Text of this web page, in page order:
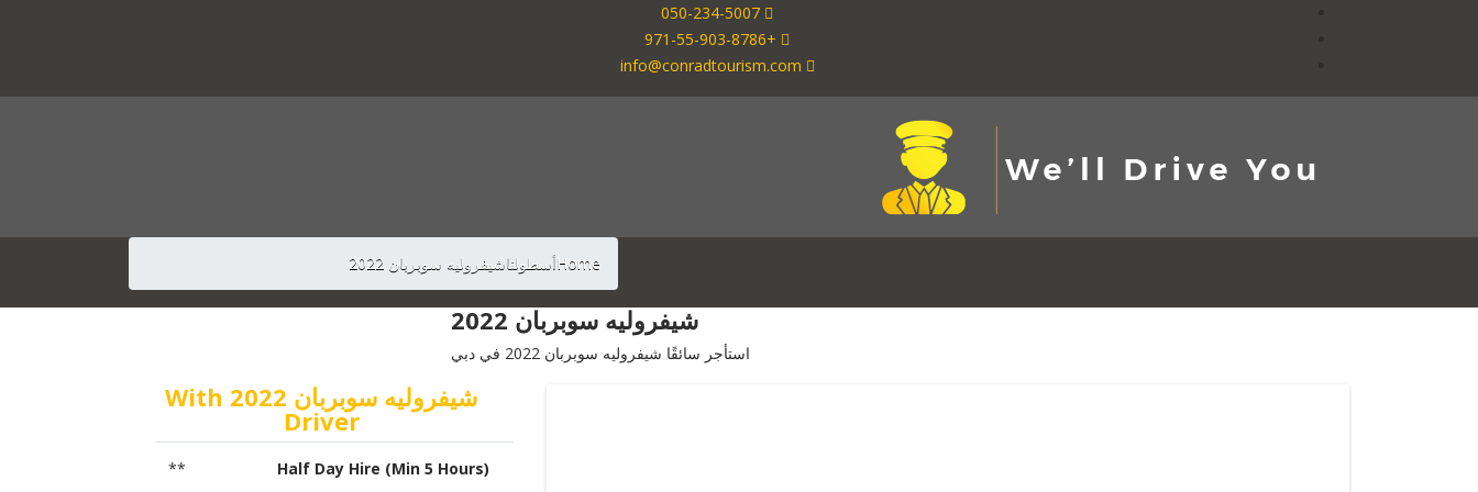
+971-55-903-8786
Homeأسطولناشيفروليه سوبربان 2022
شيفروليه سوبربان 2022
استأجر سائقًا شيفروليه سوبربان 2022 في دبي
شيفروليه سوبربان 2022 With
Driver
Half Day Hire (Min 5 Hours)
**